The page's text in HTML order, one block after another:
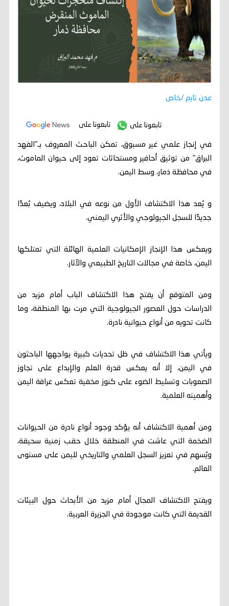
عدن تايم /خاص
تابعونا على تابعونا على
في إنجاز علمي غير مسبوق، تمكن الباحث المعروف بـ"الفهد
البراق" من توثيق أحافير ومستحاثات تعود إلى حيوان الماموث،
في محافظة ذمار، وسط اليمن.
و يُعد هذا الاكتشاف الأول من نوعه في البلاد، ويضيف بُعدًا
جديدًا للسجل الجيولوجي والأثري اليمني.
ويعكس هذا الإنجاز الإمكانيات العلمية الهائلة التي تمتلكها
اليمن، خاصة في مجالات التاريخ الطبيعي والآثار.
ومن المتوقع أن يفتح هذا الاكتشاف الباب أمام مزيد من
الدراسات حول العصور الجيولوجية التي مرت بها المنطقة، وما
كانت تحويه من أنواع حيوانية نادرة.
ويأتي هذا الاكتشاف في ظل تحديات كبيرة يواجهها الباحثون
في اليمن، إلا أنه يعكس قدرة العلم والإبداع على تجاوز
الصعوبات وتسليط الضوء على كنوز مخفية تعكس عراقة اليمن
وأهميته العلمية.
ومن أهمية الاكتشاف أنه يؤكد وجود أنواع نادرة من الحيوانات
الضخمة التي عاشت في المنطقة خلال حقب زمنية سحيقة،
ويُسهم في تعزيز السجل العلمي والتاريخي لليمن على مستوى
العالم.
ويفتح الاكتشاف المجال أمام مزيد من الأبحاث حول البيئات
القديمة التي كانت موجودة في الجزيرة العربية.